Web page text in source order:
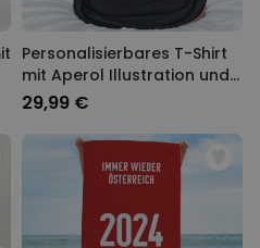
Personalisierbares T-Shirt
mit Aperol Illustration und
Text
29,99 €